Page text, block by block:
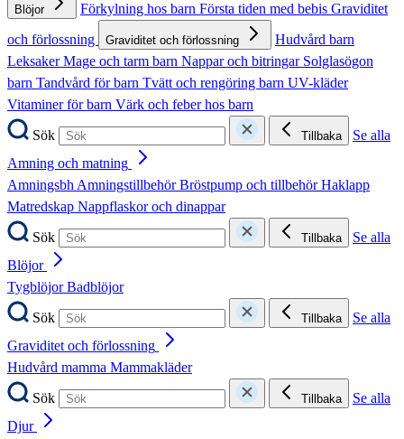
Blöjor Förkylning hos barn Första tiden med bebis Graviditet
och förlossning
Graviditet och förlossning
Hudvård barn
LeksakerMage och tarm barn Nappar och bitringar Solglasögon
barn Tandvård för barn Tvätt och rengöring barn UV-kläder
Vitaminer för barn Värk och feber hos barn
Sök
Tillbaka
Se alla
Amning och matning
AmningsbhAmningstillbehörBröstpump och tillbehörHaklapp
Matredskap Nappflaskor och dinappar
Sök
Tillbaka
Se alla
Blöjor
TygblöjorBadblöjor
Sök
Tillbaka
Se alla
Graviditet och förlossning
Hudvård mamma Mammakläder
Sök
Tillbaka
Se alla
Djur